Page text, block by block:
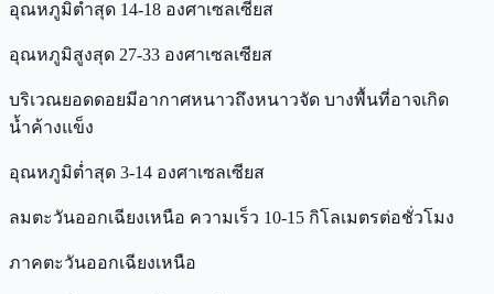
อุณหภูมิต่ำสุด 14-18 องศาเซลเซียส
อุณหภูมิสูงสุด 27-33 องศาเซลเซียส
บริเวณยอดดอยมีอากาศหนาวถึงหนาวจัด บางพื้นที่อาจเกิด
น้ำค้างแข็ง
อุณหภูมิต่ำสุด 3-14 องศาเซลเซียส
ลมตะวันออกเฉียงเหนือ ความเร็ว 10-15 กิโลเมตรต่อชั่วโมง
ภาคตะวันออกเฉียงเหนือ